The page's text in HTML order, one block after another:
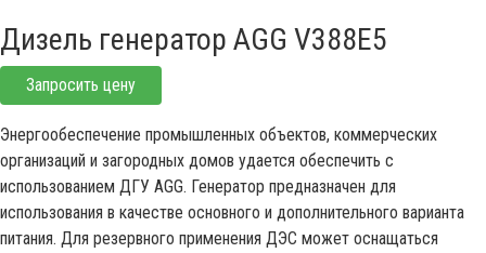
Дизель генератор AGG V388E5
Запросить цену
Энергообеспечение промышленных объектов, коммерческих
организаций и загородных домов удается обеспечить с
использованием ДГУ AGG. Генератор предназначен для
использования в качестве основного и дополнительного варианта
питания. Для резервного применения ДЭС может оснащаться